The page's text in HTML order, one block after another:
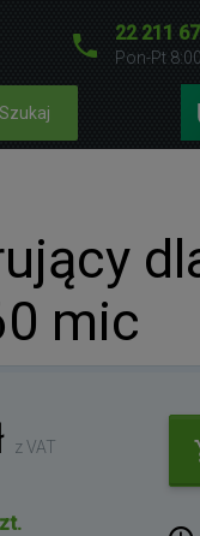
22 211
Pon-Pt
Szukaj
mic
z VAT